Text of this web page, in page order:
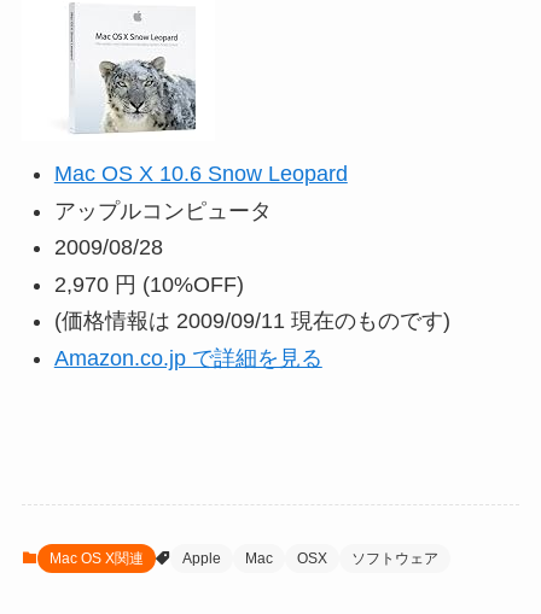
Mac OS X 10.6 Snow Leopard
アップルコンピュータ
2009/08/28
2,970 円 (10%OFF)
(価格情報は 2009/09/11 現在のものです)
Amazon.co.jp で詳細を見る
Mac OS X関連 Apple Mac OSX ソフトウェア